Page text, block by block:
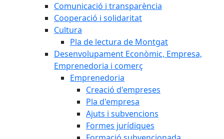
Comunicació i transparència
Cooperació i solidaritat
Cultura
Pla de lectura de Montgat
Desenvolupament Econòmic, Empresa,
Emprenedoria i comerç
Emprenedoria
Creació d'empreses
Pla d'empresa
Ajuts i subvencions
Formes jurídiques